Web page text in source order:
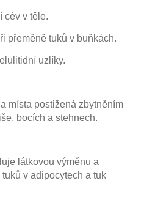
cév v těle.
přeměně tuků v buňkách.
uzlíky.
místa postižená zbytněním
bocích a stehnech.
látkovou výměnu a
v adipocytech a tuk